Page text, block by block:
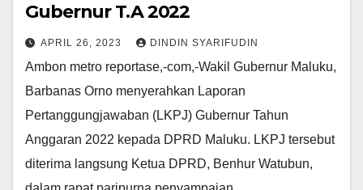
Gubernur T.A 2022
APRIL 26, 2023 DINDIN SYARIFUDIN
Ambon metro reportase,-com,-Wakil Gubernur Maluku,
Barbanas Orno menyerahkan Laporan
Pertanggungjawaban (LKPJ) Gubernur Tahun
Anggaran 2022 kepada DPRD Maluku. LKPJ tersebut
diterima langsung Ketua DPRD, Benhur Watubun,